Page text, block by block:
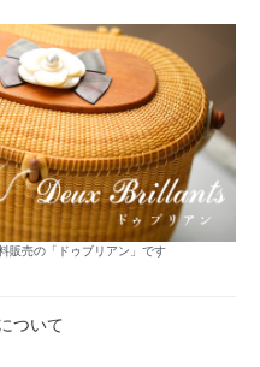
販売の「ドゥブリアン」です
ついて